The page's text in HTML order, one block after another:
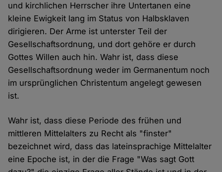
und kirchlichen Herrscher ihre Untertanen eine
kleine Ewigkeit lang im Status von Halbsklaven
dirigieren. Der Arme ist unterster Teil der
Gesellschaftsordnung, und dort gehöre er durch
Gottes Willen auch hin. Wahr ist, dass diese
Gesellschaftsordnung weder im Germanentum noch
im ursprünglichen Christentum angelegt gewesen
ist.
Wahr ist, dass diese Periode des frühen und
mittleren Mittelalters zu Recht als "finster"
bezeichnet wird, dass das lateinsprachige Mittelalter
eine Epoche ist, in der die Frage "Was sagt Gott